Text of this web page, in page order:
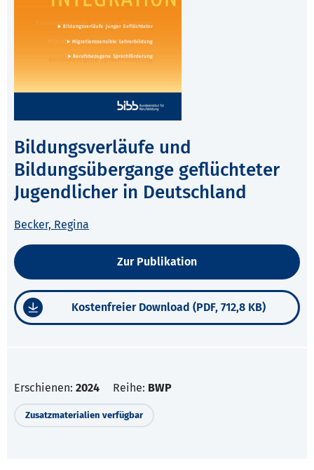
Bildungsverläufe und
Bildungsübergange geflüchteter
Jugendlicher in Deutschland
Becker, Regina
Zur Publikation
Kostenfreier Download (PDF, 712,8 KB)
Erschienen: 2024 Reihe: BWP
Zusatzmaterialien verfügbar